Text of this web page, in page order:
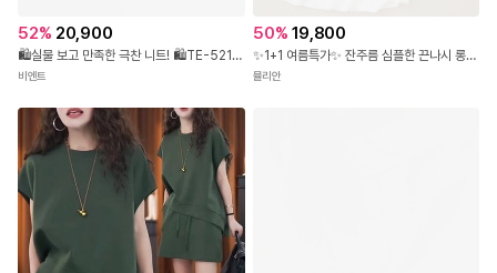
- MD's comment -
몸을 따라 가볍게 흐르는 후들거리는 소재감을 사용하여
한여름 무더위 속에서도 피부에 달라붙지 않으며
걸음마다 살랑이는 실루엣이 시각적으로도
시원하고 내추럴한 무드를 선사합니다.
52% 20,900
🛍️실물 보고 만족한 극찬 니트! 🛍️TE-521 스트라이프 카라 펀칭 반팔 니트
비엔트
50% 19,800
✨1+1 여름특가✨ 잔주름 심플한 끈나시 롱 원피스
뮬리안